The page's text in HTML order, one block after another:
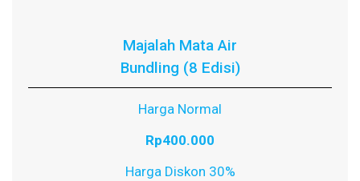
Majalah Mata Air
Bundling (8 Edisi)
Harga Normal
Rp400.000
Harga Diskon 30%